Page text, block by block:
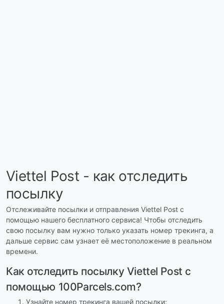
Viettel Post - как отследить
посылку
Отслеживайте посылки и отправления Viettel Post с
помощью нашего бесплатного сервиса! Чтобы отследить
свою посылку вам нужно только указать номер трекинга, а
дальше сервис сам узнает её местоположение в реальном
времени.
Как отследить посылку Viettel Post с
помощью 100Parcels.com?
Узнайте номер трекинга вашей посылки;